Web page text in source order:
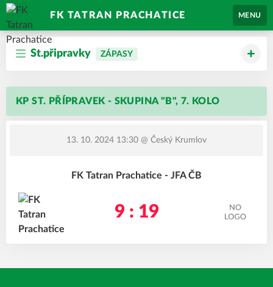
FK TATRAN PRACHATICE MENU
St.připravky ZÁPASY
KP ST. PŘÍPRAVEK - SKUPINA "B", 7. KOLO
13. 10. 2024 13:30 @ Český Krumlov
FK Tatran Prachatice - JFA ČB
9 : 19